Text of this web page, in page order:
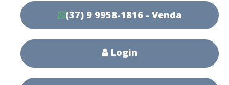
(37) 9 9958-1816 - Venda
Login